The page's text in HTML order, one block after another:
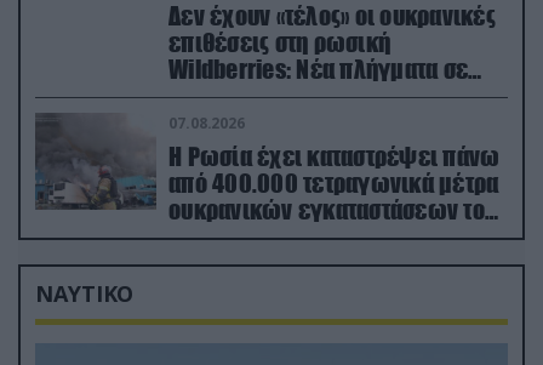
Δεν έχουν «τέλος» οι ουκρανικές
επιθέσεις στη ρωσική
Wildberries: Νέα πλήγματα σε
εγκαταστάσεις στα Ουράλια
07.08.2026
Η Ρωσία έχει καταστρέψει πάνω
από 400.000 τετραγωνικά μέτρα
ουκρανικών εγκαταστάσεων τον
Ιούλιο
ΝΑΥΤΙΚΟ